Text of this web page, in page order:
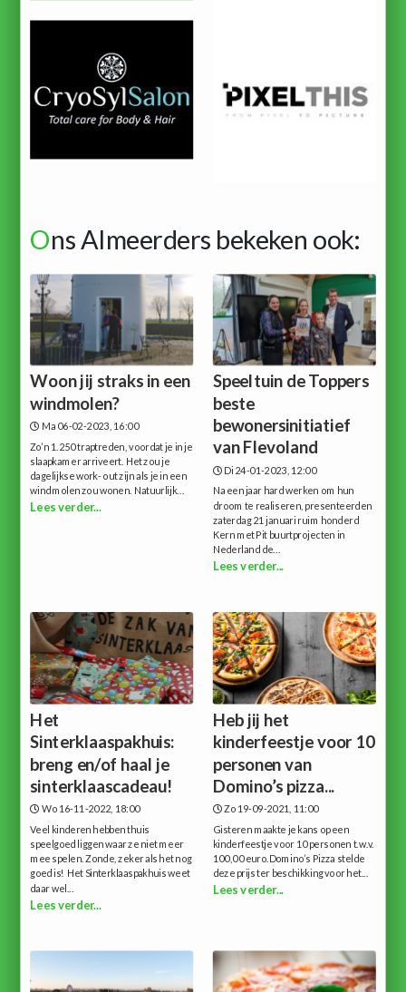
Ons Almeerders bekeken ook:
Woon jij straks in een
windmolen?
Ma 06-02-2023, 16:00
Zo’n 1.250 traptreden, voordat je in je
slaapkamer arriveert. Het zou je
dagelijkse work- out zijn als je in een
windmolen zou wonen. Natuurlijk...
Lees verder...
Speeltuin de Toppers
beste
bewonersinitiatief
van Flevoland
Di 24-01-2023, 12:00
Na een jaar hard werken om hun
droom te realiseren, presenteerden
zaterdag 21 januari ruim honderd
Kern met Pit buurtprojecten in
Nederland de...
Lees verder...
Het
Sinterklaaspakhuis:
breng en/of haal je
sinterklaascadeau!
Wo 16-11-2022, 18:00
Veel kinderen hebben thuis
speelgoed liggen waar ze niet meer
mee spelen. Zonde, zeker als het nog
goed is! Het Sinterklaaspakhuis weet
daar wel...
Lees verder...
Heb jij het
kinderfeestje voor 10
personen van
Domino’s pizza...
Zo 19-09-2021, 11:00
Gisteren maakte je kans op een
kinderfeestje voor 10 personen t.w.v.
100,00 euro.Domino’s Pizza stelde
deze prijs ter beschikking voor het...
Lees verder...